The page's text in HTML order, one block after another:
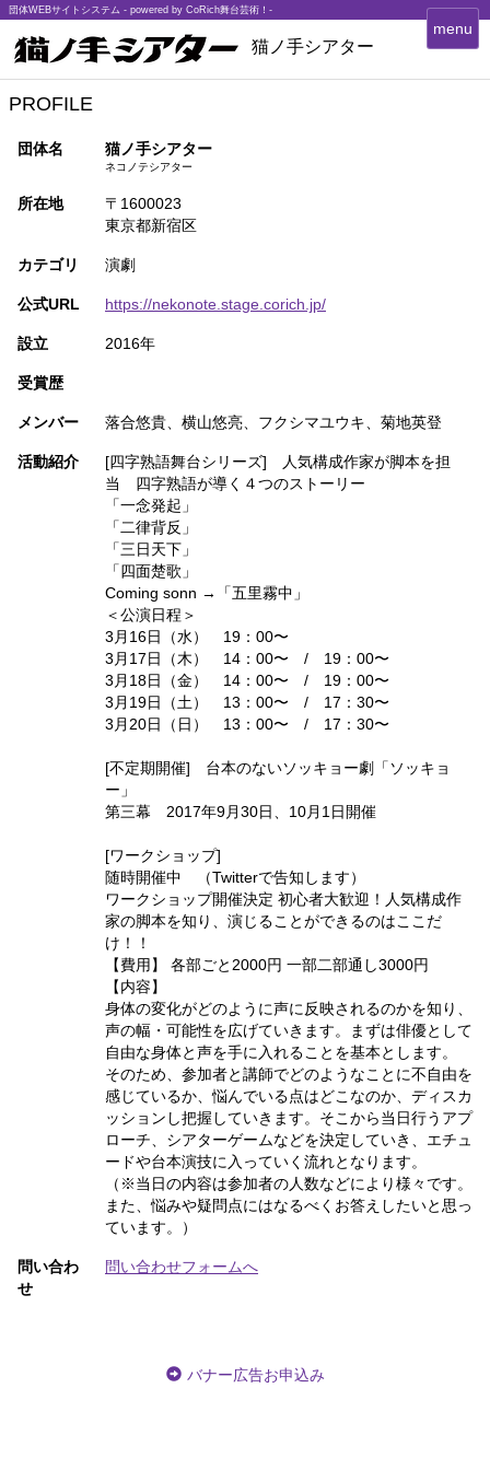
団体WEBサイトシステム - powered by CoRich舞台芸術！-
猫ノ手シアター
T
o
menu
PROFILE
団体名 猫ノ手シアター
ネコノテシアター
所在地
〒1600023
東京都新宿区
カテゴリ 演劇
公式URL https://nekonote.stage.corich.jp/
設立 2016年
受賞歴
メンバー 落合悠貴、横山悠亮、フクシマユウキ、菊地英登
活動紹介
[四字熟語舞台シリーズ] 人気構成作家が脚本を担
当 四字熟語が導く４つのストーリー
「一念発起」
「二律背反」
「三日天下」
「四面楚歌」
Coming sonn →「五里霧中」
＜公演日程＞
3月16日（水） 19：00〜
3月17日（木） 14：00〜 / 19：00〜
3月18日（金） 14：00〜 / 19：00〜
3月19日（土） 13：00〜 / 17：30〜
3月20日（日） 13：00〜 / 17：30〜
[不定期開催] 台本のないソッキョー劇「ソッキョ
ー」
第三幕 2017年9月30日、10月1日開催
[ワークショップ]
随時開催中 （Twitterで告知します）
ワークショップ開催決定 初心者大歓迎！人気構成作
家の脚本を知り、演じることができるのはここだ
け！！
【費用】 各部ごと2000円 一部二部通し3000円
【内容】
身体の変化がどのように声に反映されるのかを知り、
声の幅・可能性を広げていきます。まずは俳優として
自由な身体と声を手に入れることを基本とします。
そのため、参加者と講師でどのようなことに不自由を
感じているか、悩んでいる点はどこなのか、ディスカ
ッションし把握していきます。そこから当日行うアプ
ローチ、シアターゲームなどを決定していき、エチュ
ードや台本演技に入っていく流れとなります。
（※当日の内容は参加者の人数などにより様々です。
また、悩みや疑問点にはなるべくお答えしたいと思っ
ています。）
問い合わ
せ
問い合わせフォームへ
バナー広告お申込み